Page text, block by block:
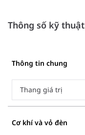
Thông số kỹ thuật
Thông tin chung
Thang giá trị
Cơ khí và vỏ đèn